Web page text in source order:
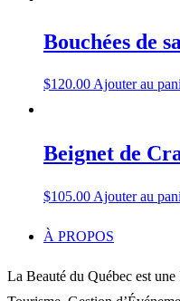
Bouchées de
$120.00Ajouter au
Beignet de
$105.00 Ajouter au
À PROPOS
La Beauté du Québec est